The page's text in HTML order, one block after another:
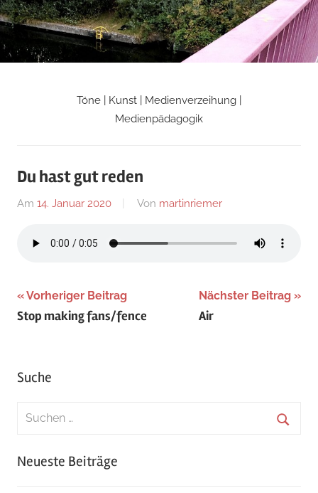
Zum
Inhalt
springen
Martin
Blog
Töne | Kunst | Medienverzeihung |
Medienpädagogik
Du hast gut reden
Am 14. Januar 2020 Von martinriemer
Beitragsnavigation
Vorheriger Beitrag
Stop making fans/fence
Nächster Beitrag
Air
Suche
Suchen
Neueste Beiträge